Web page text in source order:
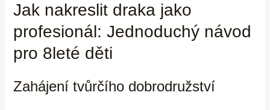
Jak nakreslit draka jako
profesionál: Jednoduchý návod
pro 8leté děti
Zahájení tvůrčího dobrodružství